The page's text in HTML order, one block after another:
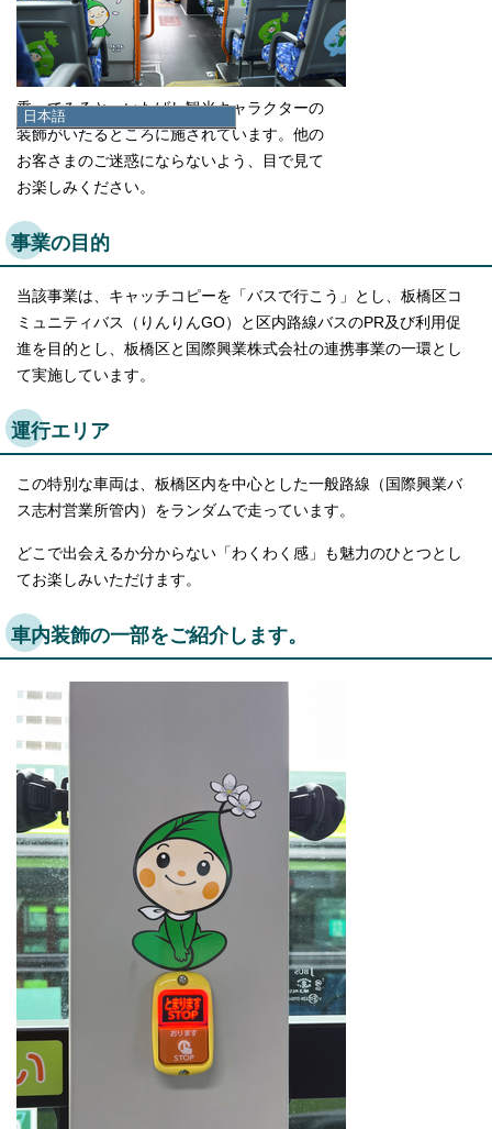
日本語
日本語
English
한국어
繁體中文
乗ってみると、いたばし観光キャラクターの
装飾がいたるところに施されています。他の
お客さまのご迷惑にならないよう、目で見て
お楽しみください。
事業の目的
当該事業は、キャッチコピーを「バスで行こう」とし、板橋区コ
ミュニティバス（りんりんGO）と区内路線バスのPR及び利用促
進を目的とし、板橋区と国際興業株式会社の連携事業の一環とし
て実施しています。
運行エリア
この特別な車両は、板橋区内を中心とした一般路線（国際興業バ
ス志村営業所管内）をランダムで走っています。
どこで出会えるか分からない「わくわく感」も魅力のひとつとし
てお楽しみいただけます。
車内装飾の一部をご紹介します。